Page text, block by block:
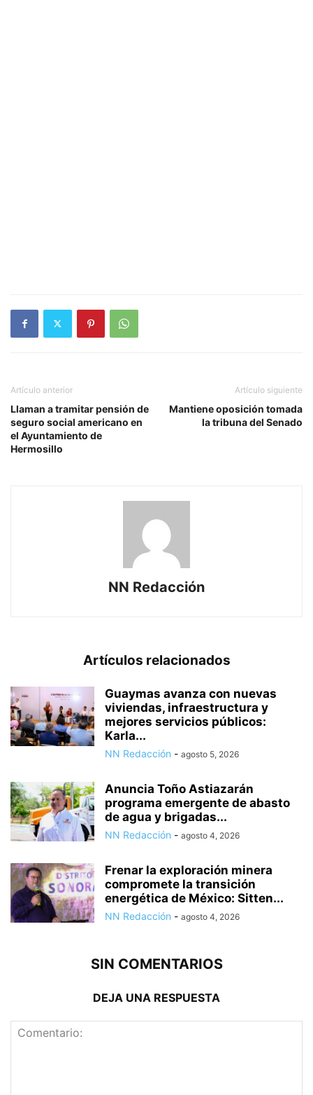
Artículo anterior
Llaman a tramitar pensión de
seguro social americano en
el Ayuntamiento de
Hermosillo
Artículo siguiente
Mantiene oposición tomada
la tribuna del Senado
NN Redacción
Artículos relacionados
Guaymas avanza con nuevas
viviendas, infraestructura y
mejores servicios públicos:
Karla...
NN Redacción - agosto 5, 2026
Anuncia Toño Astiazarán
programa emergente de abasto
de agua y brigadas...
NN Redacción - agosto 4, 2026
Frenar la exploración minera
compromete la transición
energética de México: Sitten...
NN Redacción - agosto 4, 2026
SIN COMENTARIOS
DEJA UNA RESPUESTA